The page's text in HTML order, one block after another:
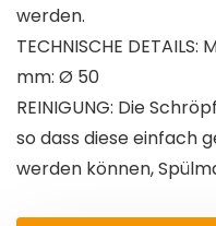
werden.
TECHNISCHE
mm: Ø 50
REINIGUNG: Die
so dass diese einfach
werden können,